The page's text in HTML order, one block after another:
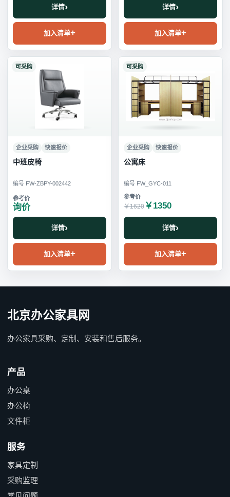
详情
加入清单
详情
加入清单
可采购
企业采购 快速报价
中班皮椅
编号 FW-ZBPY-002442
询价
详情
加入清单
可采购
企业采购 快速报价
公寓床
编号 FW_GYC-011
￥1620 ￥1350
详情
加入清单
北京办公家具网
办公家具采购、定制、安装和售后服务。
产品
办公桌
办公椅
文件柜
服务
家具定制
采购监理